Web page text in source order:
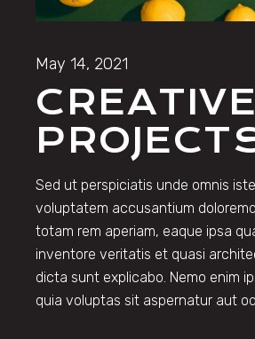
May 14, 2021
CREATIVE
Sed ut perspiciatis unde omnis
voluptatem accusantium
totam rem aperiam, eaque ipsa
inventore veritatis et quasi
dicta sunt explicabo. Nemo enim
quia voluptas sit aspernatur aut